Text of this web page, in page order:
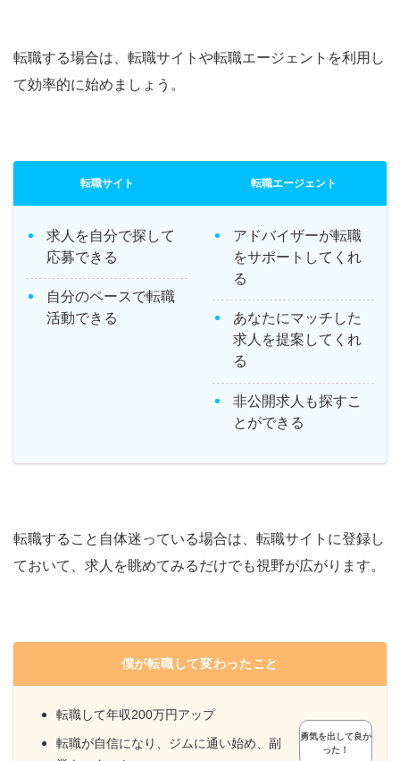
転職する場合は、転職サイトや転職エージェントを利用し
て効率的に始めましょう。
転職サイト
求人を自分で探して
応募できる
自分のペースで転職
活動できる
転職エージェント
アドバイザーが転職
をサポートしてくれ
る
あなたにマッチした
求人を提案してくれ
る
非公開求人も探すこ
とができる
転職すること自体迷っている場合は、転職サイトに登録し
ておいて、求人を眺めてみるだけでも視野が広がります。
僕が転職して変わったこと
転職して年収200万円アップ
転職が自信になり、ジムに通い始め、副
勇気を出して良か
った！